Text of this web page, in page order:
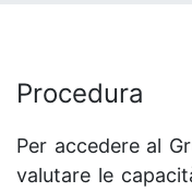
Procedura
Per accedere al
valutare le